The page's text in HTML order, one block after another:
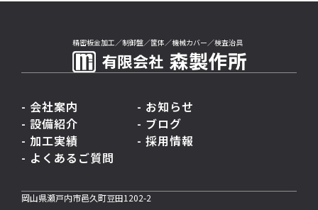
精密板金加工／制御盤／筐体／機械カバー／検査治具
- 会社案内
- お知らせ
- 設備紹介
- ブログ
- 加工実績
- 採用情報
- よくあるご質問
岡山県瀬戸内市邑久町豆田1202-2